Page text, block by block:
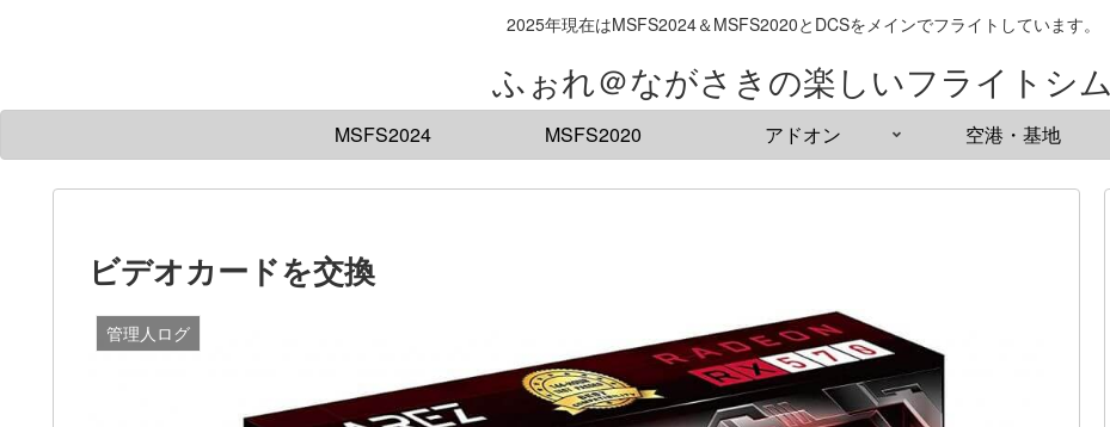
2025年現在はMSFS2024＆MSFS2020とDCSをメインでフライトしています。
ふぉれ＠ながさきの楽しいフライトシム
MSFS2024 MSFS2020 アドオン 空港・基地
ビデオカードを交換
管理人ログ